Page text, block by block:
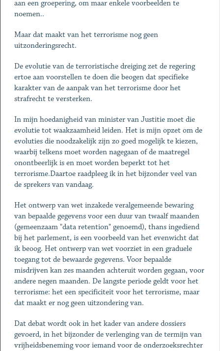
aan een groepering, om maar enkele voorbeelden te
noemen..
Maar dat maakt van het terrorisme nog geen
uitzonderingsrecht.
De evolutie van de terroristische dreiging zet de regering
ertoe aan voorstellen te doen die beogen dat specifieke
karakter van de aanpak van het terrorisme door het
strafrecht te versterken.
In mijn hoedanigheid van minister van Justitie moet die
evolutie tot waakzaamheid leiden. Het is mijn opzet om de
evoluties die noodzakelijk zijn zo goed mogelijk te kiezen,
waarbij telkens moet worden nagegaan of de maatregel
onontbeerlijk is en moet worden beperkt tot het
terrorisme.Daartoe raadpleeg ik in het bijzonder veel van
de sprekers van vandaag.
Het ontwerp van wet inzakede veralgemeende bewaring
van bepaalde gegevens voor een duur van twaalf maanden
(gemeenzaam "data retention" genoemd), thans ingediend
bij het parlement, is een voorbeeld van het evenwicht dat
ik beoog. Het ontwerp van wet voorziet in een graduele
toegang tot de bewaarde gegevens. Voor bepaalde
misdrijven kan zes maanden achteruit worden gegaan, voor
andere negen maanden. De langste periode geldt voor het
terrorisme: het een specificiteit voor het terrorisme, maar
dat maakt er nog geen uitzondering van.
Dat debat wordt ook in het kader van andere dossiers
gevoerd, in het bijzonder de verlenging van de termijn van
vrijheidsbeneming voor iemand voor de onderzoeksrechter